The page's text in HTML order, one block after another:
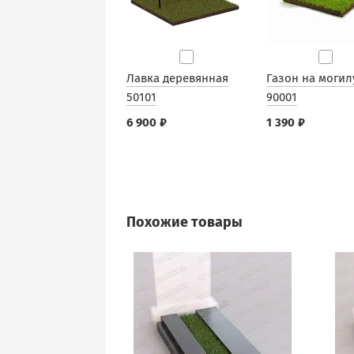
Лавка деревянная
50101
6 900 ₽
Газон на
90001
1 390 ₽
Похожие товары